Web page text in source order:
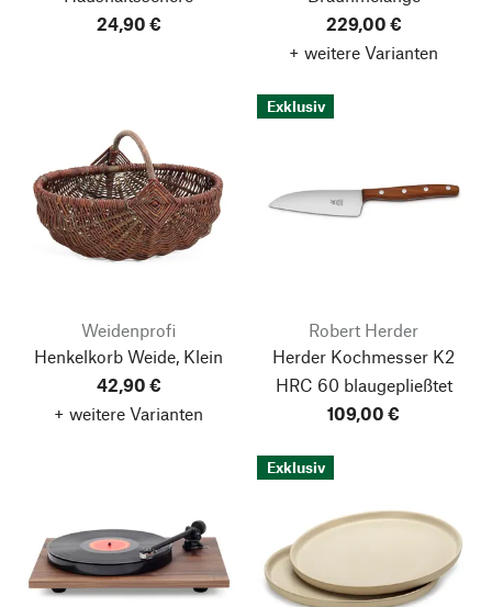
24,90 €
229,00 €
+ weitere Varianten
Weidenprofi
Henkelkorb Weide, Klein
42,90 €
+ weitere Varianten
Exklusiv
Robert Herder
Herder Kochmesser K2
HRC 60 blaugepließtet
109,00 €
Exklusiv